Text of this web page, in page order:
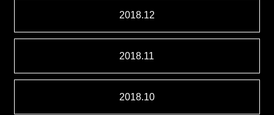
2018.12
2018.11
2018.10